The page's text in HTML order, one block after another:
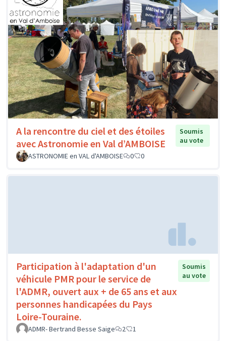
A la rencontre du ciel et des étoiles
avec Astronomie en Val d’AMBOISE
Soumis
au vote
ASTRONOMIE en VAL d'AMBOISE
0 0
Participation à l'adaptation d'un
véhicule PMR pour le service de
l'ADMR, ouvert aux + de 65 ans et aux
personnes handicapées du Pays
Loire-Touraine.
Soumis
au vote
ADMR- Bertrand Besse Saige 2 1